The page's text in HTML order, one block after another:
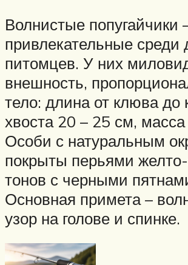
Волнистые попугайчики
привлекательные
питомцев. У них
внешность,
тело: длина от клюва до
хвоста 20 – 25 см, масса
Особи с натуральным
покрыты перьями
тонов с черными
Основная примета –
узор на голове и спинке.